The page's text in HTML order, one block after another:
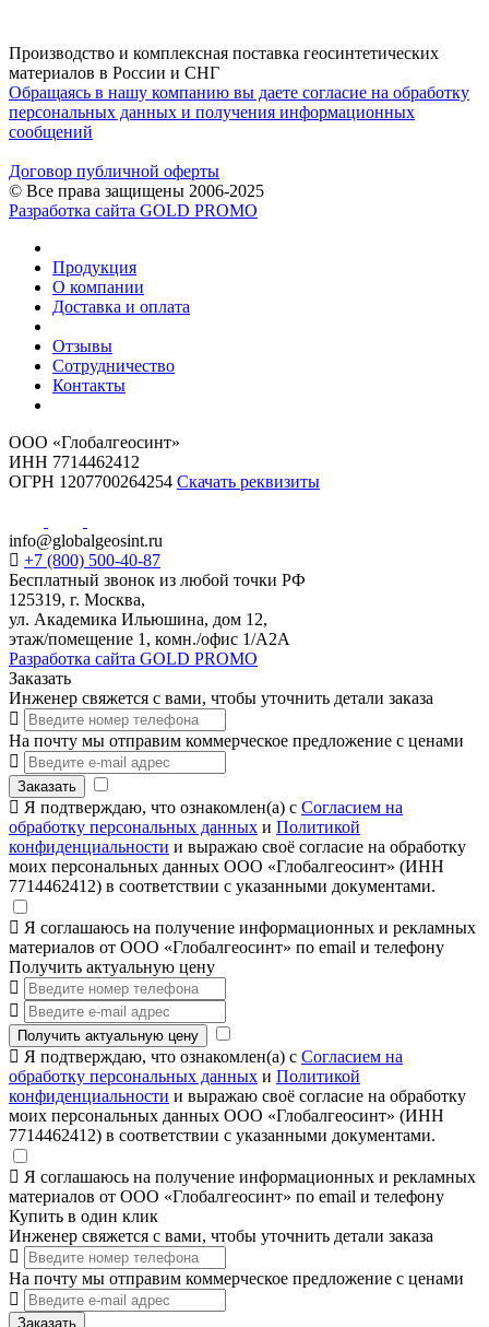
Производство и комплексная поставка геосинтетических
материалов в России и СНГ
Обращаясь в нашу компанию вы даете согласие на обработку
персональных данных и получения информационных
сообщений
Договор публичной оферты
© Все права защищены 2006-2025
Разработка сайта GOLD PROMO
Продукция
О компании
Доставка и оплата
Отзывы
Сотрудничество
Контакты
ООО «Глобалгеосинт»
ИНН 7714462412
ОГРН 1207700264254 Скачать реквизиты
info@globalgeosint.ru
+7 (800) 500-40-87
Бесплатный звонок из любой точки РФ
125319, г. Москва,
ул. Академика Ильюшина, дом 12,
этаж/помещение 1, комн./офис 1/А2А
Разработка сайта GOLD PROMO
Заказать
Инженер свяжется с вами, чтобы уточнить детали заказа
На почту мы отправим коммерческое предложение с ценами
Заказать
Я подтверждаю, что ознакомлен(а) с Согласием на
обработку персональных данных и Политикой
конфиденциальности и выражаю своё согласие на обработку
моих персональных данных ООО «Глобалгеосинт» (ИНН
7714462412) в соответствии с указанными документами.
Я соглашаюсь на получение информационных и рекламных
материалов от ООО «Глобалгеосинт» по email и телефону
Получить актуальную цену
Получить актуальную цену
Я подтверждаю, что ознакомлен(а) с Согласием на
обработку персональных данных и Политикой
конфиденциальности и выражаю своё согласие на обработку
моих персональных данных ООО «Глобалгеосинт» (ИНН
7714462412) в соответствии с указанными документами.
Я соглашаюсь на получение информационных и рекламных
материалов от ООО «Глобалгеосинт» по email и телефону
Купить в один клик
Инженер свяжется с вами, чтобы уточнить детали заказа
На почту мы отправим коммерческое предложение с ценами
Заказать